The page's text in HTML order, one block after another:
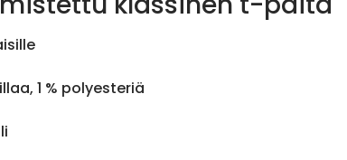
1 % polyesteriä